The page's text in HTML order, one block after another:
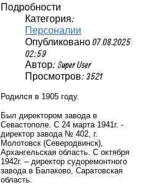
Подробности
Категория:
Персоналии
Опубликовано 07.08.2025
02:59
Автор: Super User
Просмотров: 3521
Родился в 1905 году.
Был директором завода в
Севастополе. С 24 марта 1941г. -
директор завода № 402, г.
Молотовск (Северодвинск),
Архангельская область. С октября
1942г. – директор судоремонтного
завода в Балаково, Саратовская
область.